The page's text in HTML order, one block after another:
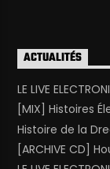
ACTUALITÉS
LE LIVE
[MIX] Histoires
Histoire de la
[ARCHIVE CD]